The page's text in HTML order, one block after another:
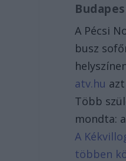
A Pécsi
busz
atv.hu
Több
mondta:
A
többen